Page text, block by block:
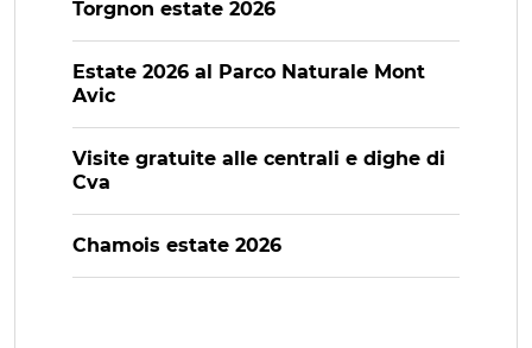
Torgnon estate 2026
Estate 2026 al Parco Naturale Mont
Avic
Visite gratuite alle centrali e dighe di
Cva
Chamois estate 2026